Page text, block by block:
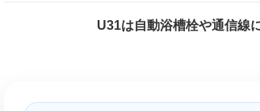
U31は自動浴槽栓や通信線